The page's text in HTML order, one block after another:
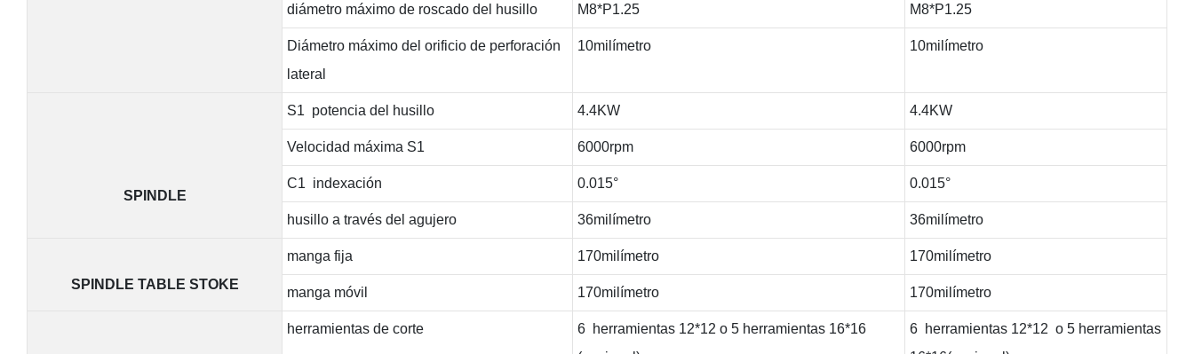
diámetro máximo de roscado del husillo M8*P1.25 M8*P1.25
Diámetro máximo del orificio de perforación
lateral
10milímetro 10milímetro
SPINDLE
S1 potencia del husillo 4.4KW 4.4KW
Velocidad máxima S1 6000rpm 6000rpm
C1 indexación 0.015° 0.015°
husillo a través del agujero 36milímetro 36milímetro
SPINDLE TABLE STOKE
manga fija 170milímetro 170milímetro
manga móvil 170milímetro 170milímetro
herramientas de corte
6 herramientas 12*12 o 5 herramientas 16*16
6 herramientas 12*12 o 5 herramientas